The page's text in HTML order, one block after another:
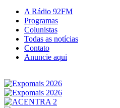
A Rádio 92FM
Programas
Colunistas
Todas as notícias
Contato
Anuncie aqui